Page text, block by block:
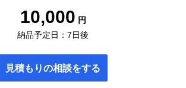
10,000 円
納品予定日：7日後
見積もりの相談をする